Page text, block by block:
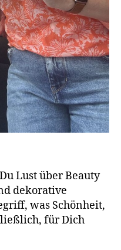
Lust über Beauty
dekorative
was Schönheit,
für Dich